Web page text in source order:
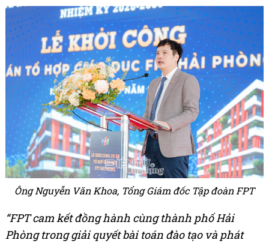
Ông Nguyễn Văn Khoa, Tổng Giám đốc Tập đoàn FPT
“FPT cam kết đồng hành cùng thành phố Hải
Phòng trong giải quyết bài toán đào tạo và phát